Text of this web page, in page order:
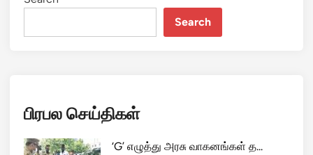
Search
பிரபல செய்திகள்
‘G’ எழுத்து அரசு வாகனங்கள் த...